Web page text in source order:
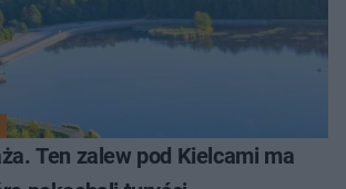
Ten zalew pod Kielcami ma